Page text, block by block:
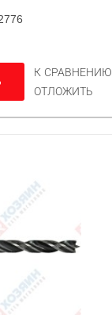
К СРАВНЕНИЮ
ОТЛОЖИТЬ